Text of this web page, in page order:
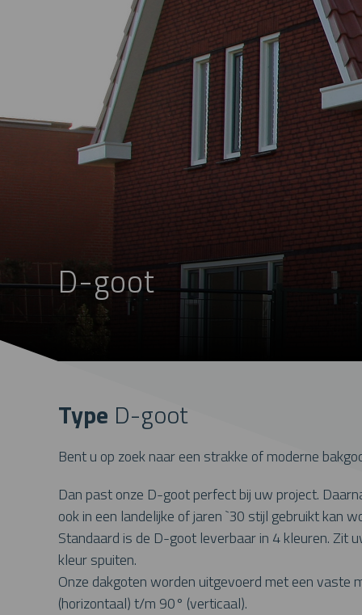
D-goot
Type D-goot
Bent u op zoek naar een strakke of moderne
Dan past onze D-goot perfect bij uw project.
ook in een landelijke of jaren `30 stijl gebruikt kan
Standaard is de D-goot leverbaar in 4 kleuren. Zit
kleur spuiten.
Onze dakgoten worden uitgevoerd met een vaste
(horizontaal) t/m 90° (verticaal).